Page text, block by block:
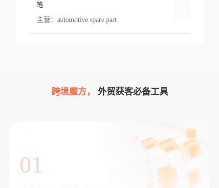
笔
主营： automotive spare part
跨境魔方， 外贸获客必备工具
01